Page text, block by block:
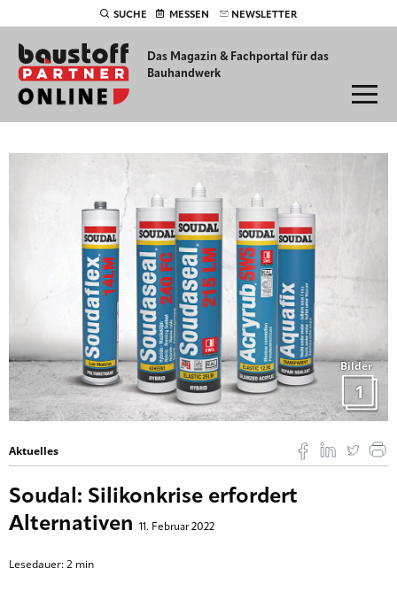
SUCHE MESSEN NEWSLETTER
Das Magazin & Fachportal für das
Bauhandwerk
Bilder
1
Aktuelles
Soudal: Silikonkrise erfordert
Alternativen
11. Februar 2022
Lesedauer:2 min